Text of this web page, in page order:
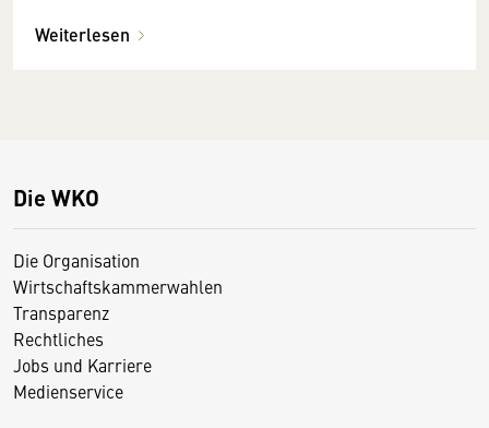
Weiterlesen
Die WKO
Die Organisation
Wirtschaftskammerwahlen
Transparenz
Rechtliches
Jobs und Karriere
Medienservice